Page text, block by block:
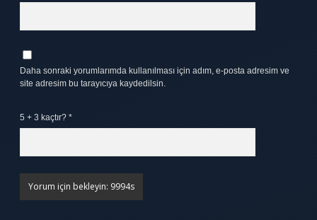
Daha sonraki yorumlarımda kullanılması için adım, e-posta adresim ve
site adresim bu tarayıcıya kaydedilsin.
5 + 3 kaçtır? *